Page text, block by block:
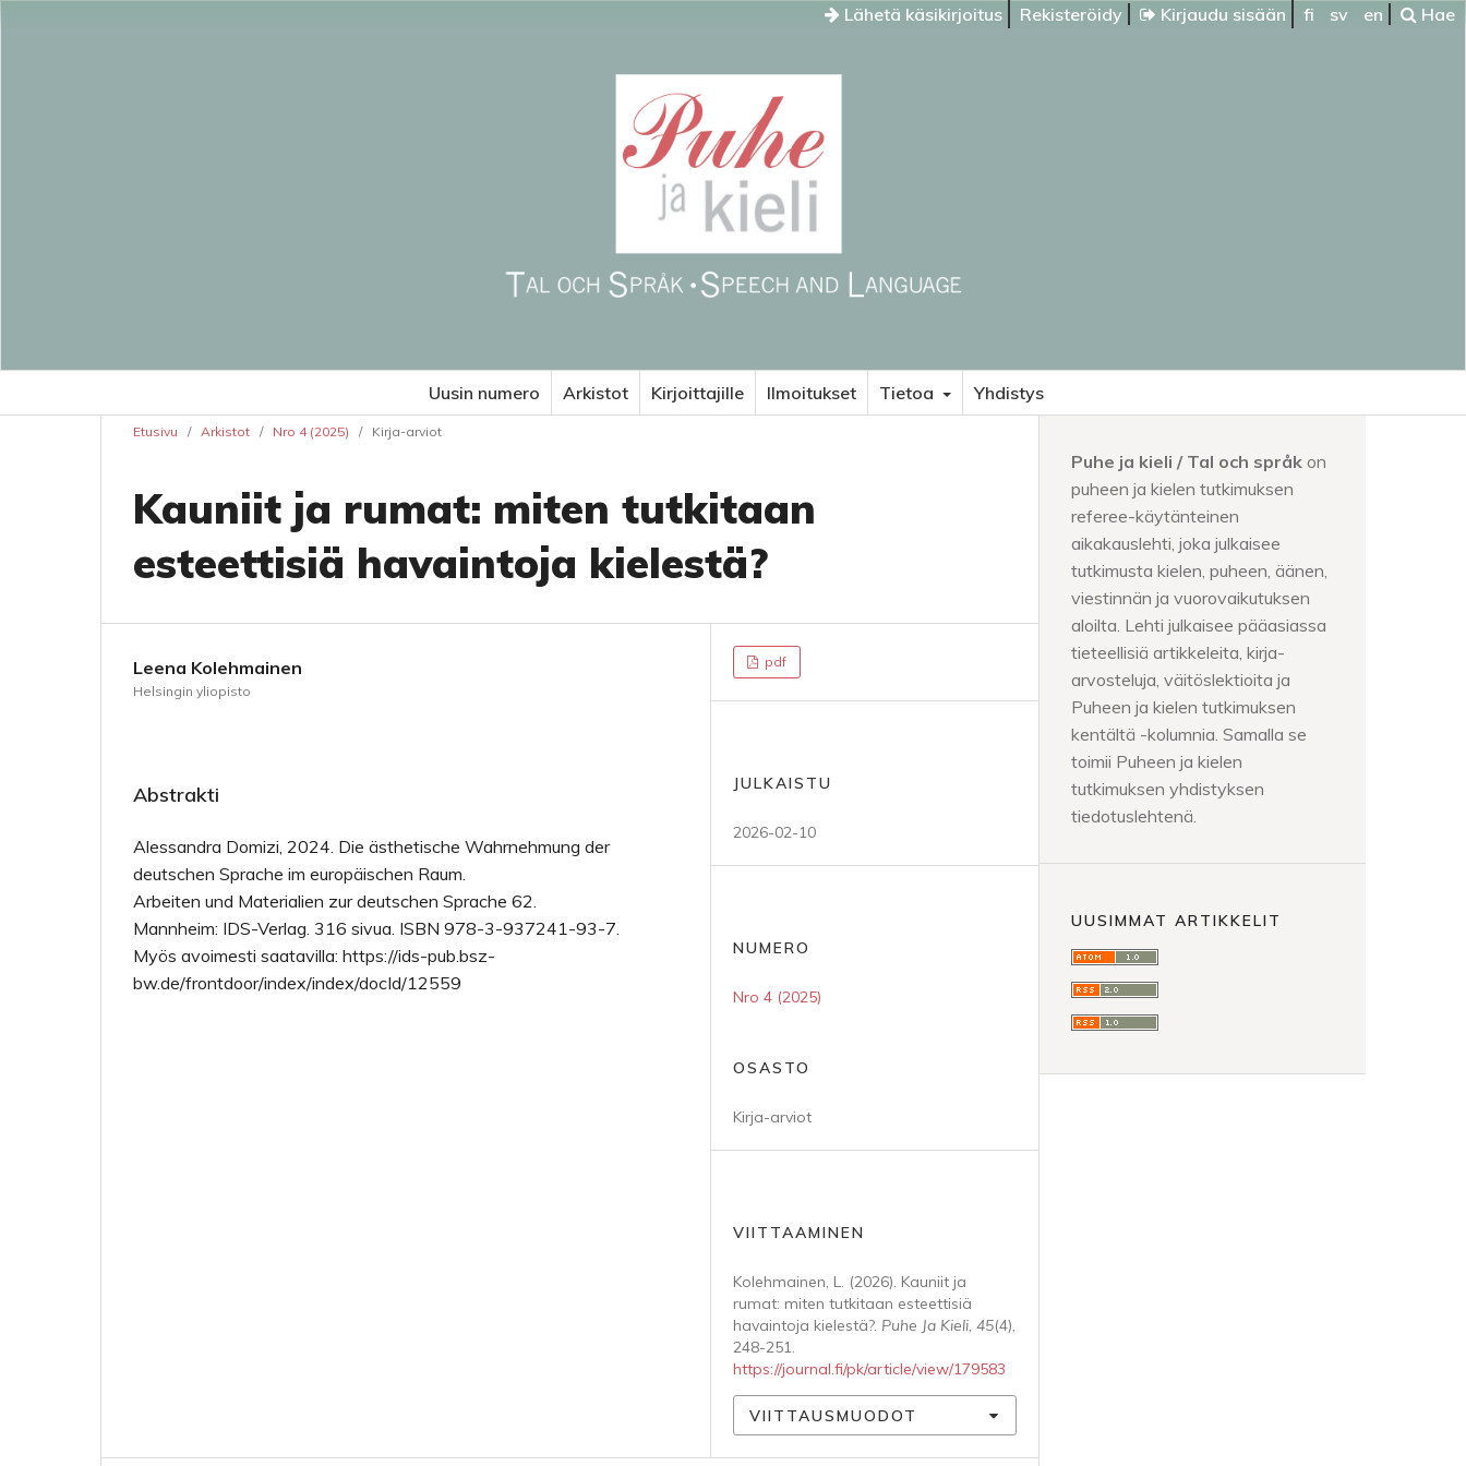
Lähetä käsikirjoitus Rekisteröidy Kirjaudu sisään fi sv en Hae
Uusin numero Arkistot Kirjoittajille Ilmoitukset Tietoa Yhdistys
Etusivu / Arkistot / Nro 4 (2025) / Kirja-arviot
Kauniit ja rumat: miten tutkitaan
esteettisiä havaintoja kielestä?
Leena Kolehmainen
Helsingin yliopisto
Abstrakti
Alessandra Domizi, 2024. Die ästhetische Wahrnehmung der
deutschen Sprache im europäischen Raum.
Arbeiten und Materialien zur deutschen Sprache 62.
Mannheim: IDS-Verlag. 316 sivua. ISBN 978-3-937241-93-7.
Myös avoimesti saatavilla: https://ids-pub.bsz-
bw.de/frontdoor/index/index/docId/12559
pdf
JULKAISTU
2026-02-10
NUMERO
Nro 4 (2025)
OSASTO
Kirja-arviot
VIITTAAMINEN
Kolehmainen, L. (2026). Kauniit ja
rumat: miten tutkitaan esteettisiä
havaintoja kielestä?. Puhe Ja Kieli, 45(4),
248-251.
https://journal.fi/pk/article/view/179583
VIITTAUSMUODOT
Puhe ja kieli / Tal och språk on
puheen ja kielen tutkimuksen
referee-käytänteinen
aikakauslehti, joka julkaisee
tutkimusta kielen, puheen, äänen,
viestinnän ja vuorovaikutuksen
aloilta. Lehti julkaisee pääasiassa
tieteellisiä artikkeleita, kirja-
arvosteluja, väitöslektioita ja
Puheen ja kielen tutkimuksen
kentältä -kolumnia. Samalla se
toimii Puheen ja kielen
tutkimuksen yhdistyksen
tiedotuslehtenä.
UUSIMMAT ARTIKKELIT